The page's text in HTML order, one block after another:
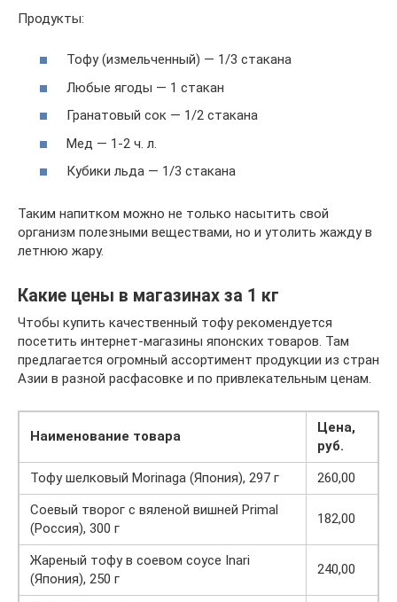
Продукты:
Тофу (измельченный) — 1/3 стакана
Любые ягоды — 1 стакан
Гранатовый сок — 1/2 стакана
Мед — 1-2 ч. л.
Кубики льда — 1/3 стакана
Таким напитком можно не только насытить свой
организм полезными веществами, но и утолить жажду в
летнюю жару.
Какие цены в магазинах за 1 кг
Чтобы купить качественный тофу рекомендуется
посетить интернет-магазины японских товаров. Там
предлагается огромный ассортимент продукции из стран
Азии в разной расфасовке и по привлекательным ценам.
Наименование товара
Цена,
руб.
Тофу шелковый Morinaga (Япония), 297 г
260,00
Соевый творог с вяленой вишней Primal
(Россия), 300 г
182,00
Жареный тофу в соевом соусе Inari
(Япония), 250 г
240,00